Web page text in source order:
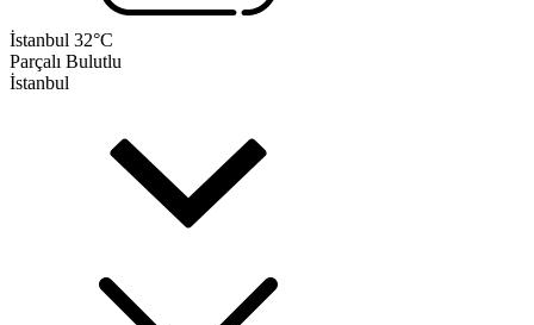
İstanbul 32°C
Parçalı Bulutlu
İstanbul